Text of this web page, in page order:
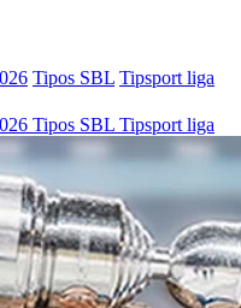
Tipos SBL Tipsport liga
Tipos SBL Tipsport liga